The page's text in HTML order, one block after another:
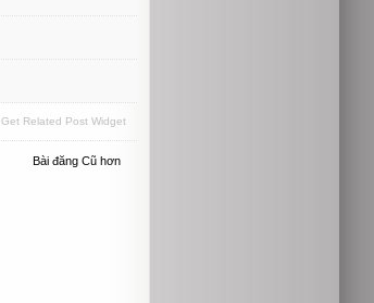
Get Related Post Widget
Bài đăng Cũ hơn